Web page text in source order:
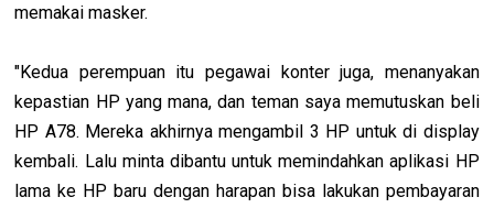
memakai masker.
"Kedua perempuan itu pegawai konter juga, menanyakan
kepastian HP yang mana, dan teman saya memutuskan beli
HP A78. Mereka akhirnya mengambil 3 HP untuk di display
kembali. Lalu minta dibantu untuk memindahkan aplikasi HP
lama ke HP baru dengan harapan bisa lakukan pembayaran